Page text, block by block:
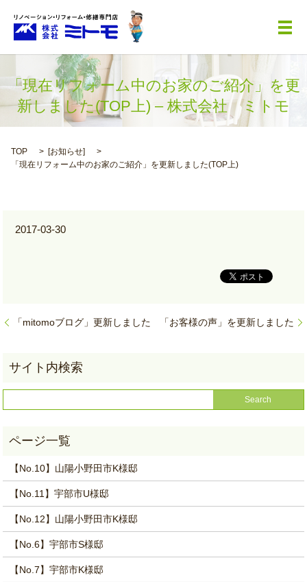
メ
「現在リフォーム中のお家のご紹介」を更
新しました(TOP上) – 株式会社 ミトモ
TOP [お知らせ]
「現在リフォーム中のお家のご紹介」を更新しました(TOP上)
2017-03-30
「mitomoブログ」更新しました 「お客様の声」を更新しました
【No.10】山陽小野田市K様邸
【No.11】宇部市U様邸
【No.12】山陽小野田市K様邸
【No.6】宇部市S様邸
【No.7】宇部市K様邸